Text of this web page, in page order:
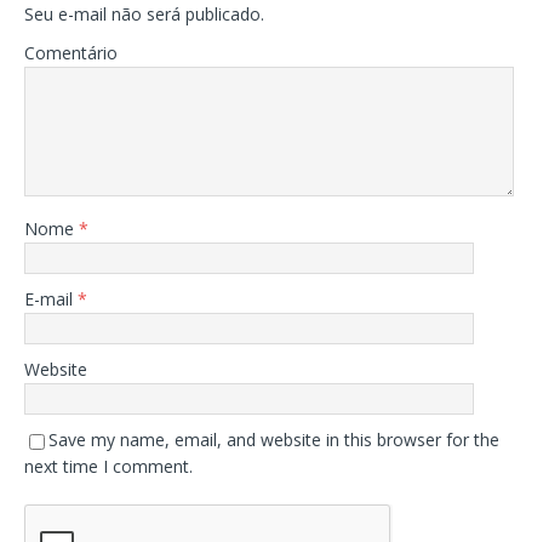
Seu e-mail não será publicado.
Comentário
Nome *
E-mail *
Website
Save my name, email, and website in this browser for the
next time I comment.